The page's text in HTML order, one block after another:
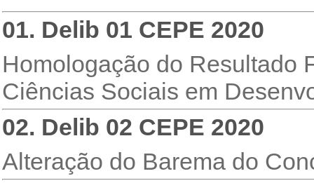
01. Delib 01 CEPE 2020
Homologação do Resultado
Ciências Sociais em
02. Delib 02 CEPE 2020
Alteração do Barema do